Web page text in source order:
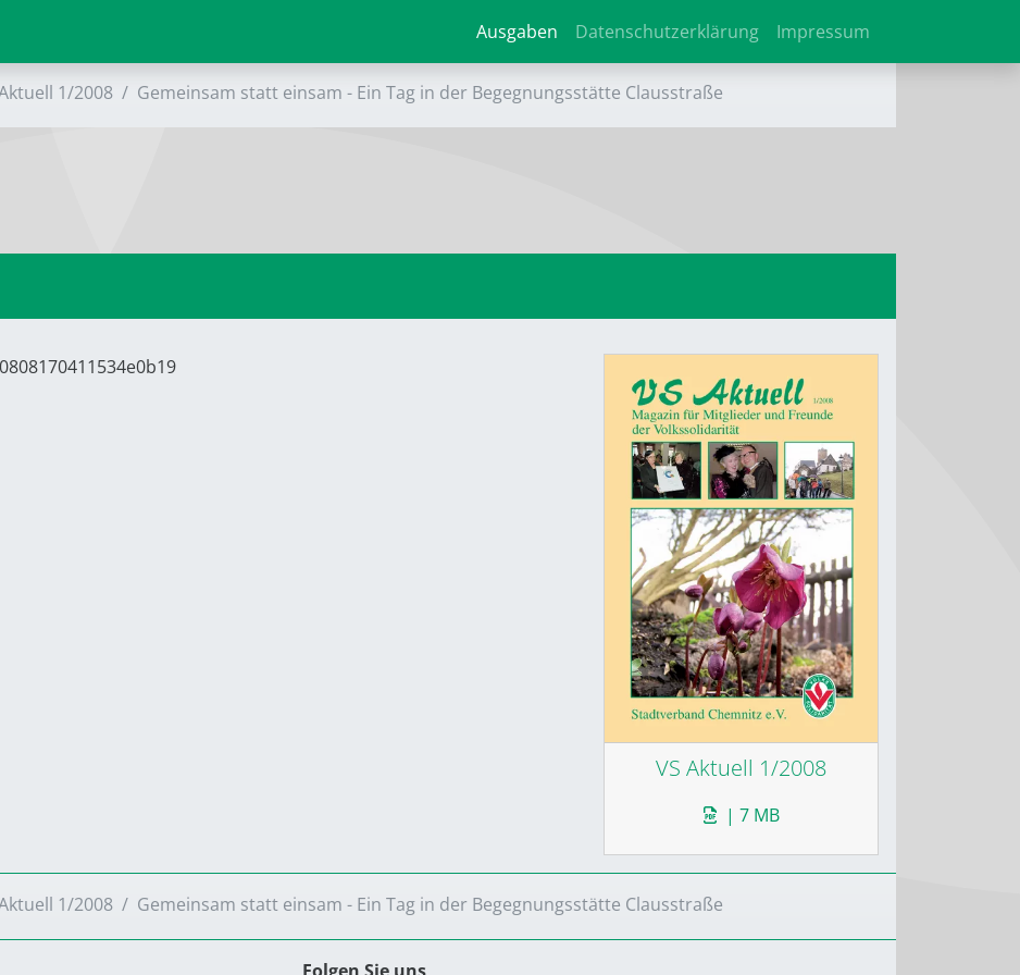
Ausgaben Datenschutzerklärung Impressum
1/2008 Gemeinsam statt einsam - Ein Tag in der Begegnungsstätte Clausstraße
VS Aktuell 1/2008
| 7 MB
Aktuell 1/2008 Gemeinsam statt einsam - Ein Tag in der Begegnungsstätte Clausstraße